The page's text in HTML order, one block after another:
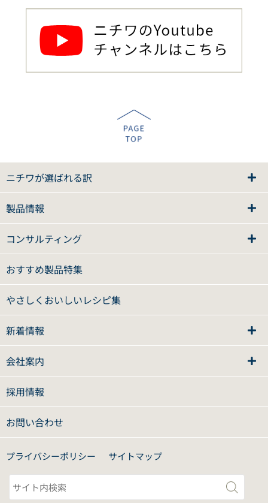
ニチワが選ばれる訳
製品情報
コンサルティング
おすすめ製品特集
やさしくおいしいレシピ集
新着情報
会社案内
採用情報
お問い合わせ
プライバシーポリシー サイトマップ